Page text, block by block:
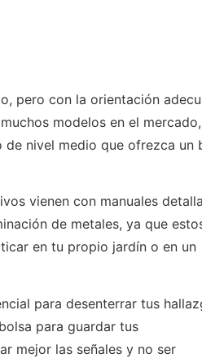
pero con la orientación
modelos en el mercado,
de nivel medio que ofrezca un
vienen con manuales
de metales, ya que
en tu propio jardín o en un
para desenterrar tus
para guardar tus
mejor las señales y no ser